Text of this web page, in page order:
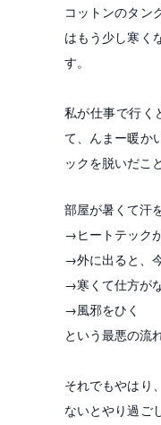
コットンのタン
はもう少し寒く
す。
私が仕事で行く
て、んまー暖か
ックを脱いだこ
部屋が暑くて汗
→ヒートテック
→外に出ると、
→寒くて仕方が
→風邪をひく
という最悪の流
それでもやはり
ないとやり過ご